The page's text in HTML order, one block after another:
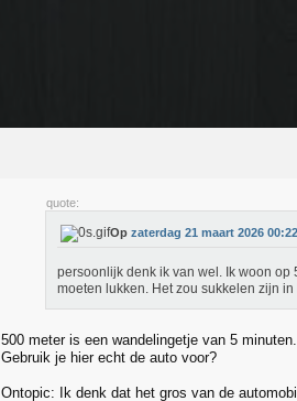
quote:
Op zaterdag 21 maart 2026 00:22
persoonlijk denk ik van wel. Ik woon op
moeten lukken. Het zou sukkelen zijn
500 meter is een wandelingetje van 5 minuten.
Gebruik je hier echt de auto voor?
Ontopic: Ik denk dat het gros van de